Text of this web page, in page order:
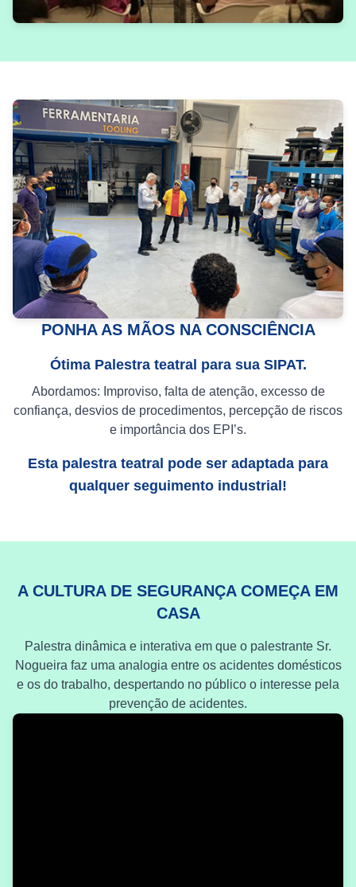
PONHA AS MÃOS NA CONSCIÊNCIA
Ótima Palestra teatral para sua SIPAT.
Abordamos: Improviso, falta de atenção, excesso de
confiança, desvios de procedimentos, percepção de riscos
e importância dos EPI’s.
Esta palestra teatral pode ser adaptada para
qualquer seguimento industrial!
A CULTURA DE SEGURANÇA COMEÇA EM
CASA
Palestra dinâmica e interativa em que o palestrante Sr.
Nogueira faz uma analogia entre os acidentes domésticos
e os do trabalho, despertando no público o interesse pela
prevenção de acidentes.